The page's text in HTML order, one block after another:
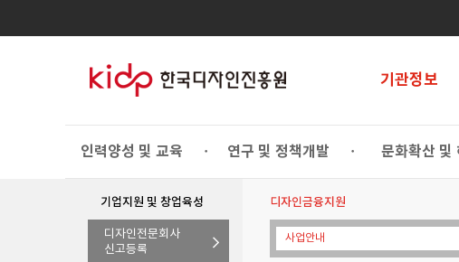
기관정보
인력양성 및 교육 • 연구 및 정책개발 • 문화확산 및
기업지원 및 창업육성
디자인전문회사
신고등록
디자인금융지원
사업안내